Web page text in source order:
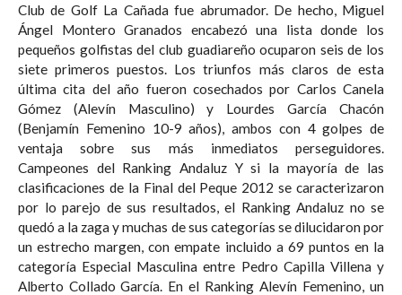
Club de Golf La Cañada fue abrumador. De hecho, Miguel
Ángel Montero Granados encabezó una lista donde los
pequeños golfistas del club guadiareño ocuparon seis de los
siete primeros puestos. Los triunfos más claros de esta
última cita del año fueron cosechados por Carlos Canela
Gómez (Alevín Masculino) y Lourdes García Chacón
(Benjamín Femenino 10-9 años), ambos con 4 golpes de
ventaja sobre sus más inmediatos perseguidores.
Campeones del Ranking Andaluz Y si la mayoría de las
clasificaciones de la Final del Peque 2012 se caracterizaron
por lo parejo de sus resultados, el Ranking Andaluz no se
quedó a la zaga y muchas de sus categorías se dilucidaron por
un estrecho margen, con empate incluido a 69 puntos en la
categoría Especial Masculina entre Pedro Capilla Villena y
Alberto Collado García. En el Ranking Alevín Femenino, un